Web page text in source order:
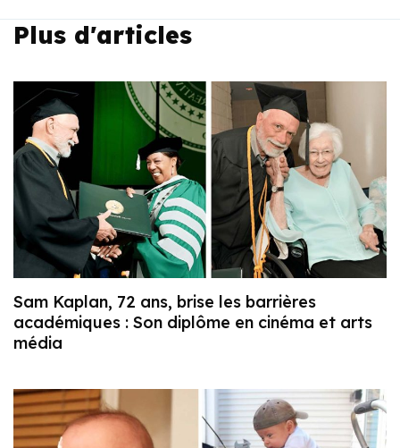
Plus d'articles
Sam Kaplan, 72 ans, brise les barrières
académiques : Son diplôme en cinéma et arts
média